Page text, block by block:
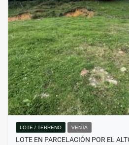
LOTE / TERRENO VENTA
LOTE EN PARCELACIÓN POR EL